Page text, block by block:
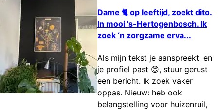
Dame 🐈 op leeftijd, zoekt dito.
In mooi 's-Hertogenbosch. Ik
zoek ‘n zorgzame erva...
Als mijn tekst je aanspreekt, en
je profiel past 😊, stuur gerust
een bericht. Ik zoek vaker
oppas. Nieuw: heb ook
belangstelling voor huizenruil,